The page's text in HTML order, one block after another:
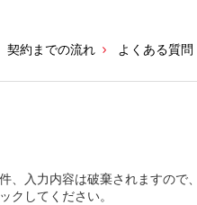
契約までの流れ よくある質問
入力内容は破棄されますので
クしてください。